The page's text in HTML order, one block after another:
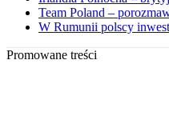
Team Poland –
W Rumunii polscy
Promowane treści